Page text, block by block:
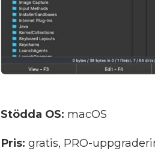
Stödda OS: macOS
Pris: gratis, PRO-